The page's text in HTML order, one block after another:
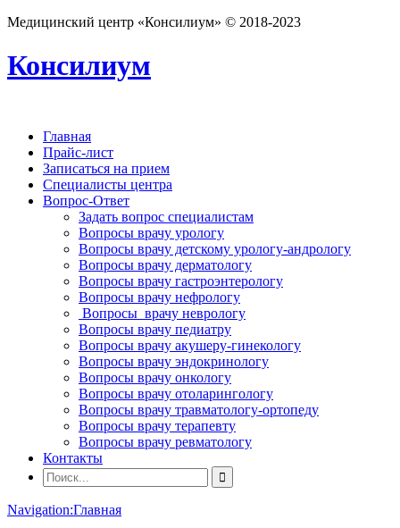
Медицинский центр «Консилиум» © 2018-2023
Консилиум
Главная
Прайс-лист
Записаться на прием
Специалисты центра
Вопрос-Ответ
Задать вопрос специалистам
Вопросы врачу урологу
Вопросы врачу детскому урологу-андрологу
Вопросы врачу дерматологу
Вопросы врачу гастроэнтерологу
Вопросы врачу нефрологу
Вопросы врачу неврологу
Вопросы врачу педиатру
Вопросы врачу акушеру-гинекологу
Вопросы врачу эндокринологу
Вопросы врачу онкологу
Вопросы врачу отоларингологу
Вопросы врачу травматологу-ортопеду
Вопросы врачу терапевту
Вопросы врачу ревматологу
Контакты
Navigation:Главная